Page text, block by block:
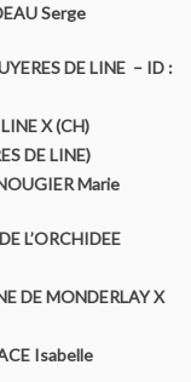
Serge
DE LINE – ID :
X (CH)
DE LINE)
Marie
L’ORCHIDEE
DE MONDERLAY X
Isabelle